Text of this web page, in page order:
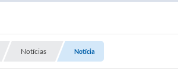
Notícias Notícia